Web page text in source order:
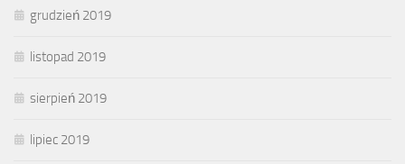
grudzień 2019
listopad 2019
sierpień 2019
lipiec 2019